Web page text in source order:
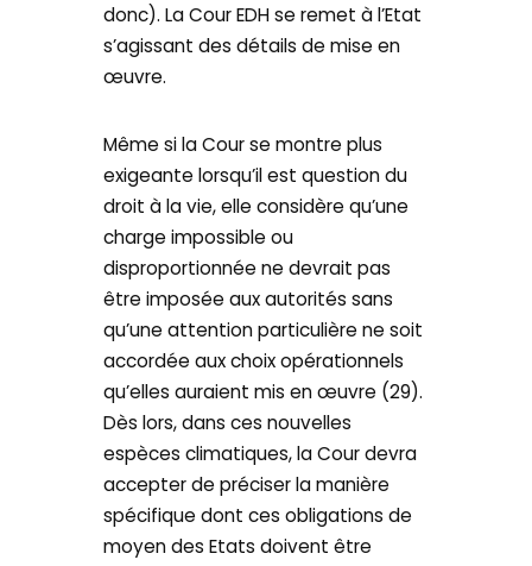
donc). La Cour EDH se remet à l’Etat
s’agissant des détails de mise en
œuvre.
Même si la Cour se montre plus
exigeante lorsqu’il est question du
droit à la vie, elle considère qu’une
charge impossible ou
disproportionnée ne devrait pas
être imposée aux autorités sans
qu’une attention particulière ne soit
accordée aux choix opérationnels
qu’elles auraient mis en œuvre (29).
Dès lors, dans ces nouvelles
espèces climatiques, la Cour devra
accepter de préciser la manière
spécifique dont ces obligations de
moyen des Etats doivent être